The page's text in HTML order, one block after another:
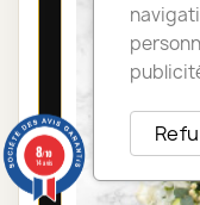
8/10
14 avis